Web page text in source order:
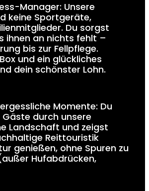
Manager: Unsere
keine Sportgeräte,
Du sorgst
ihnen an nichts fehlt –
bis zur Fellpflege.
und ein glückliches
dein schönster Lohn.
Momente: Du
durch unsere
Landschaft und zeigst
Reittouristik
genießen, ohne Spuren zu
Hufabdrücken,